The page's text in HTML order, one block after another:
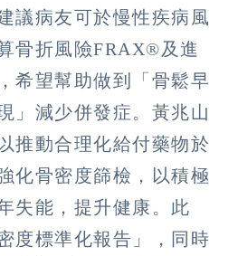
議病友可於慢性疾病風
骨折風險FRAX®及進
希望幫助做到「骨鬆早
」減少併發症。黃兆山
推動合理化給付藥物於
化骨密度篩檢，以積極
失能，提升健康。此
度標準化報告」，同時